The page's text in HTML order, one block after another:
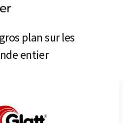
plan sur les
entier